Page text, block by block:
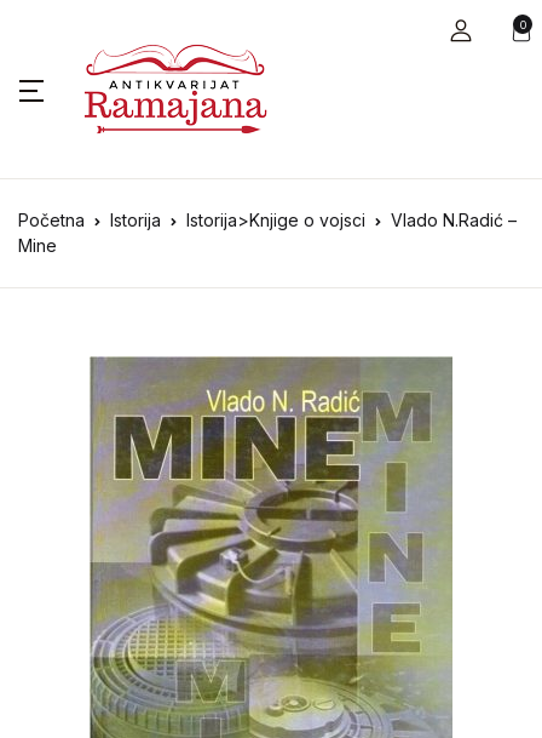
0
Početna Istorija Istorija>Knjige o vojsci
Vlado N.Radić –
Mine